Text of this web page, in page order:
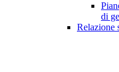
di
Relazione